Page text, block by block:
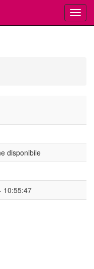
disponibile
10:55:47